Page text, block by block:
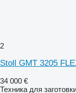
2
Stoll GMT 3205
34 000 €
Техника для